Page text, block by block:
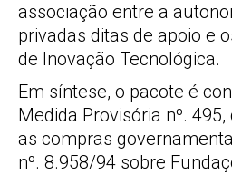
associação entre a
privadas ditas de apoio e
de Inovação Tecnológica.
Em síntese, o pacote é
Medida Provisória nº.
as compras
nº. 8.958/94 sobre